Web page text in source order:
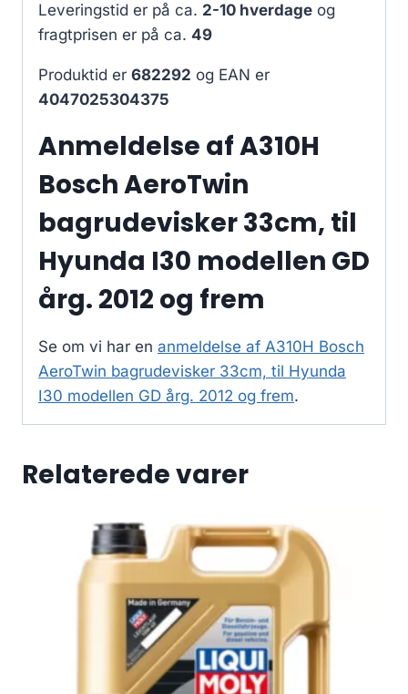
Leveringstid er på ca. 2-10 hverdage og
fragtprisen er på ca. 49
Produktid er 682292 og EAN er
4047025304375
Anmeldelse af A310H
Bosch AeroTwin
bagrudevisker 33cm, til
Hyunda I30 modellen GD
årg. 2012 og frem
Se om vi har en anmeldelse af A310H Bosch
AeroTwin bagrudevisker 33cm, til Hyunda
I30 modellen GD årg. 2012 og frem.
Relaterede varer